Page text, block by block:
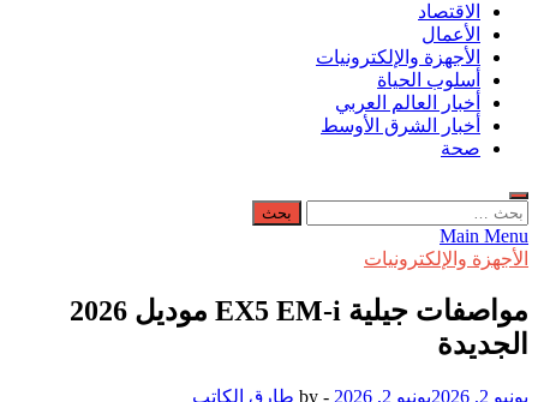
الاقتصاد
الأعمال
الأجهزة والإلكترونيات
أسلوب الحياة
أخبار العالم العربي
أخبار الشرق الأوسط
صحة
البحث
عن:
Main Menu
الأجهزة والإلكترونيات
مواصفات جيلية EX5 EM-i موديل 2026
الجديدة
يونيو 2, 2026 يونيو 2, 2026 -
by طارق الكاتب